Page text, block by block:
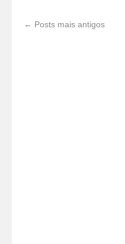
← Posts mais antigos